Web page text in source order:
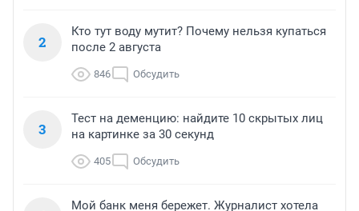
2
Кто тут воду мутит? Почему нельзя купаться
после 2 августа
846 Обсудить
3
Тест на деменцию: найдите 10 скрытых лиц
на картинке за 30 секунд
405 Обсудить
Мой банк меня бережет. Журналист хотела